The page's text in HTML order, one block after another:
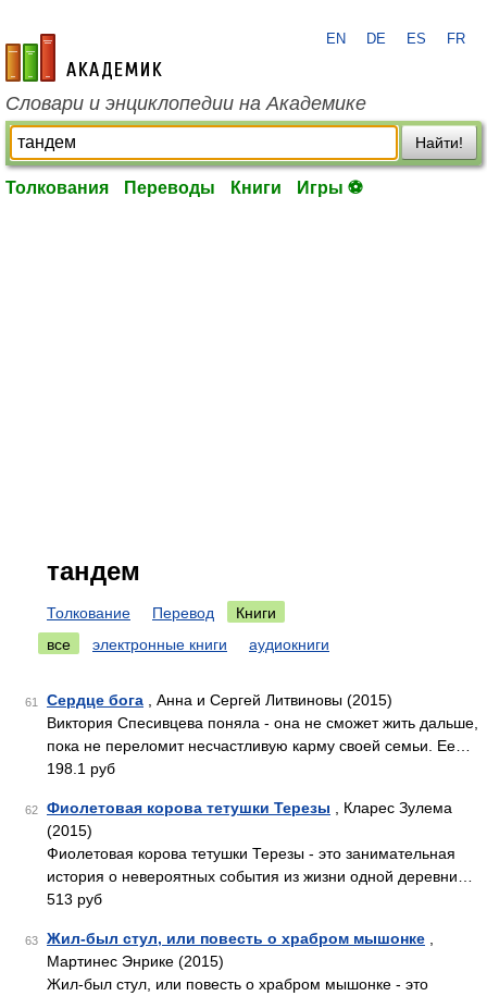
academic.ru
EN DE ES FR
Словари и энциклопедии на Академике
Найти!
Толкования Переводы Книги Игры ⚽
тандем
Толкование Перевод
Книги
все
электронные книги аудиокниги
61 Сердце бога , Анна и Сергей Литвиновы (2015)
Виктория Спесивцева поняла - она не сможет жить дальше,
пока не переломит несчастливую карму своей семьи. Ее…
198.1 руб
62 Фиолетовая корова тетушки Терезы , Кларес Зулема
(2015)
Фиолетовая корова тетушки Терезы - это занимательная
история о невероятных события из жизни одной деревни…
513 руб
63 Жил-был стул, или повесть о храбром мышонке
Мартинес Энрике (2015)
Жил-был стул, или повесть о храбром мышонке - это